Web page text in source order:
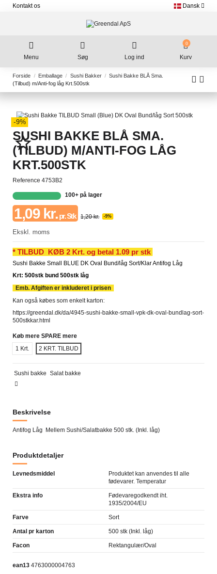
Kontakt os Dansk
Menu Søg Log ind
0
Kurv
Forside Emballage Sushi Bakker
Sushi Bakke BLÅ Sma.
(Tilbud) m/Anti-fog låg Krt.500stk
-9%
star_border
SUSHI BAKKE BLÅ SMA.
(TILBUD) M/ANTI-FOG LÅG
KRT.500STK
Reference 4753B2
100+ på lager
1,09 kr.pr. Stk 1,20 kr. -9%
Ekskl. moms
* TILBUD KØB 2 Krt. og betal 1.09 pr stk
Sushi Bakke Small BLUE DK Oval Bund/låg Sort/Klar Antifog Låg
Krt: 500stk bund 500stk låg
Emb. Afgiften er inkluderet i prisen
Kan også købes som enkelt karton:
https://greendal.dk/da/4945-sushi-bakke-small-vpk-dk-oval-bundlag-sort-
500stkkar.html
Køb mere SPARE mere
1 Krt.
2 KRT. TILBUD
Sushi bakke Salat bakke
Beskrivelse
Antifog Låg Mellem Sushi/Salatbakke 500 stk. (Inkl. låg)
Produktdetaljer
Levnedsmiddel
Produktet kan anvendes til alle
fødevarer. Temperatur
Ekstra info
Fødevaregodkendt iht.
1935/2004/EU
Farve Sort
Antal pr karton 500 stk (Inkl. låg)
Facon Rektangulær/Oval
ean13 4763000004763